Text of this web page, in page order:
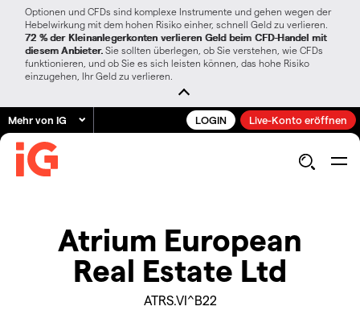
Optionen und CFDs sind komplexe Instrumente und gehen wegen der
Hebelwirkung mit dem hohen Risiko einher, schnell Geld zu verlieren.
72 % der Kleinanlegerkonten verlieren Geld beim CFD-Handel mit
diesem Anbieter. Sie sollten überlegen, ob Sie verstehen, wie CFDs
funktionieren, und ob Sie es sich leisten können, das hohe Risiko
einzugehen, Ihr Geld zu verlieren.
Mehr von IG LOGIN Live-Konto eröffnen
Atrium European
Real Estate Ltd
ATRS.VI^B22